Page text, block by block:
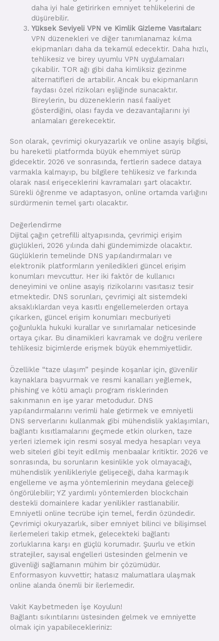
daha iyi hale getirirken emniyet tehlikelerini de
düşürebilir.
Yüksek Seviyeli VPN ve Kimlik Gizleme Vasıtaları:
VPN düzenekleri ve diğer tanımlanamaz kılma
ekipmanları daha da tekamül edecektir. Daha hızlı,
tehlikesiz ve birey uyumlu VPN uygulamaları
çıkabilir. TOR ağı gibi daha kimliksiz gezinme
alternatifleri de artabilir. Ancak bu ekipmanların
faydası özel rizikoları eşliğinde sunacaktır.
Bireylerin, bu düzeneklerin nasıl faaliyet
gösterdiğini, olası fayda ve dezavantajlarını iyi
anlamaları gerekecektir.
Son olarak, çevrimiçi okuryazarlık ve online asayiş bilgisi,
bu hareketli platformda büyük ehemmiyet sürüp
gidecektir. 2026 ve sonrasında, fertlerin sadece dataya
varmakla kalmayıp, bu bilgilere tehlikesiz ve farkında
olarak nasıl erişeceklerini kavramaları şart olacaktır.
Sürekli öğrenme ve adaptasyon, online ortamda varlığını
sürdürmenin temel şartı olacaktır.
Değerlendirme
Dijital çağın çetrefilli altyapısında, çevrimiçi erişim
güçlükleri, 2026 yılında dahi gündemimizde olacaktır.
Güçlüklerin temelinde DNS yapılandırmaları ve
elektronik platformların yeniledikleri güncel erişim
konumları mevcuttur. Her iki faktör de kullanıcı
deneyimini ve online asayiş rizikolarını vasıtasız tesir
etmektedir. DNS sorunları, çevrimiçi alt sistemdeki
aksaklıklardan veya kasıtlı engellemelerden ortaya
çıkarken, güncel erişim konumları mecburiyeti
çoğunlukla hukuki kurallar ve sınırlamalar neticesinde
ortaya çıkar. Bu dinamikleri kavramak ve doğru verilere
tehlikesiz biçimlerde erişmek büyük ehemmiyetlidir.
Özellikle “taze ulaşım” peşinde koşanlar için, güvenilir
kaynaklara başvurmak ve resmi kanalları yeğlemek,
phishing ve kötü amaçlı program risklerinden
sakınmanın en işe yarar metodudur. DNS
yapılandırmalarını verimli hale getirmek ve emniyetli
DNS serverlarını kullanmak gibi mühendislik yaklaşımları,
bağlantı kısıtlamalarını geçmede etkin olurken, taze
yerleri izlemek için resmi sosyal medya hesapları veya
web siteleri gibi teyit edilmiş menbaalar kritiktir. 2026 ve
sonrasında, bu sorunların kesinlikle yok olmayacağı,
mühendislik yenilikleriyle gelişeceği, daha karmaşık
engelleme ve aşma yöntemlerinin meydana geleceği
öngörülebilir; YZ yardımlı yöntemlerden blockchain
destekli domainlere kadar yenilikler rastlanabilir.
Emniyetli online tecrübe için temel, ferdin özündedir.
Çevrimiçi okuryazarlık, siber emniyet bilinci ve bilişimsel
ilerlemeleri takip etmek, gelecekteki bağlantı
zorluklarına karşı en güçlü korumadır. Şuurlu ve etkin
stratejiler, sayısal engelleri üstesinden gelmenin ve
güvenliği sağlamanın mühim bir çözümüdür.
Enformasyon kuvvettir; hatasız malumatlara ulaşmak
online alanda önemli bir ilerlemedir.
Vakit Kaybetmeden İşe Koyulun!
Bağlantı sıkıntılarını üstesinden gelmek ve emniyette
olmak için yapabilecekleriniz: